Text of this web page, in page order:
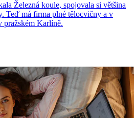
Železná koule, spojovala si většina
Teď má firma plné tělocvičny a v
pražském Karlíně.